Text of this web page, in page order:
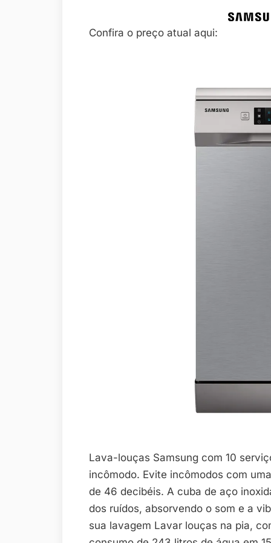
Confira o preço atual aqui:
Lava-louças Samsung com 10
incômodo. Evite incômodos com
de 46 decibéis. A cuba de aço
dos ruídos, absorvendo o som e a
sua lavagem Lavar louças na pia,